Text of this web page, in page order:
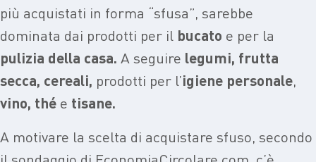
più acquistati in forma “sfusa”, sarebbe
dominata dai prodotti per il bucato e per la
pulizia della casa. A seguire legumi, frutta
secca, cereali, prodotti per l’igiene personale,
vino, thé e tisane.
A motivare la scelta di acquistare sfuso, secondo